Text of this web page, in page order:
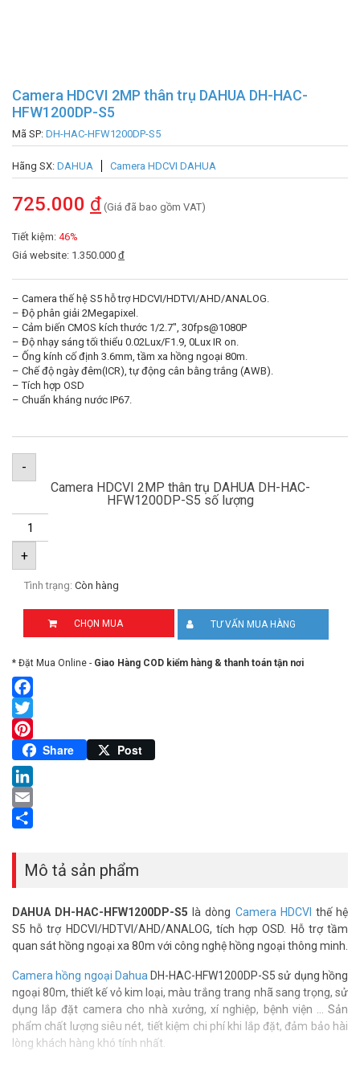
Camera HDCVI 2MP thân trụ DAHUA DH-HAC-
HFW1200DP-S5
Mã SP: DH-HAC-HFW1200DP-S5
Hãng SX: DAHUA Camera HDCVI DAHUA
725.000 đ (Giá đã bao gồm VAT)
Tiết kiệm: 46%
Giá website: 1.350.000 đ
– Camera thế hệ S5 hỗ trợ HDCVI/HDTVI/AHD/ANALOG.
– Độ phân giải 2Megapixel.
– Cảm biến CMOS kích thước 1/2.7″, 30fps@1080P
– Độ nhạy sáng tối thiểu 0.02Lux/F1.9, 0Lux IR on.
– Ống kính cố định 3.6mm, tầm xa hồng ngoại 80m.
– Chế độ ngày đêm(ICR), tự động cân bằng trắng (AWB).
– Tích hợp OSD
– Chuẩn kháng nước IP67.
-
Camera HDCVI 2MP thân trụ DAHUA DH-HAC-
HFW1200DP-S5 số lượng
+
Tình trạng: Còn hàng
CHỌN MUA TƯ VẤN MUA HÀNG
* Đặt Mua Online - Giao Hàng COD kiểm hàng & thanh toán tận nơi
Facebook
Twitter
Pinterest
Share Post
LinkedIn
Email
Mô tả sản phẩm
DAHUA DH-HAC-HFW1200DP-S5 là dòng Camera HDCVI thế hệ
S5 hỗ trợ HDCVI/HDTVI/AHD/ANALOG, tích hợp OSD. Hỗ trợ tầm
quan sát hồng ngoại xa 80m với công nghệ hồng ngoại thông minh.
Camera hồng ngoại Dahua DH-HAC-HFW1200DP-S5 sử dụng hồng
ngoại 80m, thiết kế vỏ kim loại, màu trắng trang nhã sang trọng, sử
dụng lắp đặt camera cho nhà xưởng, xí nghiệp, bệnh viện … Sản
phẩm chất lượng siêu nét, tiết kiệm chi phí khi lắp đặt, đảm bảo hài
lòng khách hàng khó tính nhất.